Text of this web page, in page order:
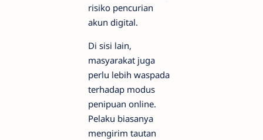
risiko pencurian
akun digital.
Di sisi lain,
masyarakat juga
perlu lebih waspada
terhadap modus
penipuan online.
Pelaku biasanya
mengirim tautan